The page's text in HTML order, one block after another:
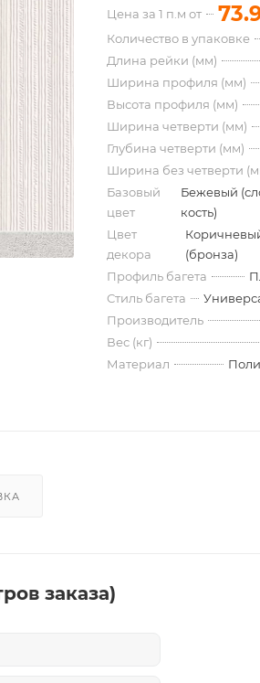
Цена за 1 п.м от
Количество в упаковке
Длина рейки (мм)
Ширина профиля (мм)
Высота профиля (мм)
Ширина четверти (мм)
Глубина четверти (мм)
Ширина без четверти
Базовый
цвет
Бежевый
кость)
Цвет
декора
(бронза)
Профиль багета
Стиль багета
Производитель
Вес (кг)
Материал
заказа)